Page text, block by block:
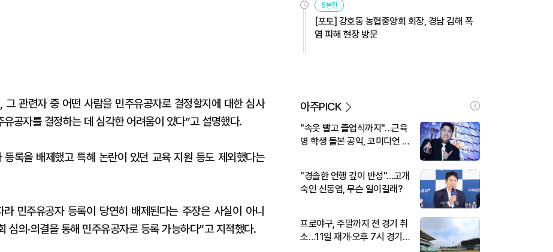
관련자 중 어떤 사람을 민주유공자로 결정할지에 대한 심사
공자를 결정하는 데 심각한 어려움이 있다”고 설명했다.
록을 배제했고 특혜 논란이 있던 교육 지원 등도 제외했다는
민주유공자 등록이 당연히 배제된다는 주장은 사실이 아니
심의·의결을 통해 민주유공자로 등록 가능하다”고 지적했다.
5분전
[포토] 강호동 농협중앙회 회장, 경남 김해 폭
염 피해 현장 방문
아주PICK
"속옷 빨고 졸업식까지"…근육
병 학생 돌본 공익, 코미디언 김
"경솔한 언행 깊이 반성"…고개
숙인 신동엽, 무슨 일이길래?
프로야구, 주말까지 전 경기 취
소…11일 재개·오후 7시 경기